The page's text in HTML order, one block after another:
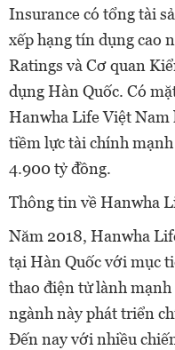
Insurance có tổng tài
xếp hạng tín dụng cao
Ratings và Cơ quan
dụng Hàn Quốc. Có
Hanwha Life Việt Nam
tiềm lực tài chính
4.900 tỷ đồng.
Thông tin về Hanwha
Năm 2018, Hanwha
tại Hàn Quốc với mục
thao điện tử lành
ngành này phát triển
Đến nay với nhiều